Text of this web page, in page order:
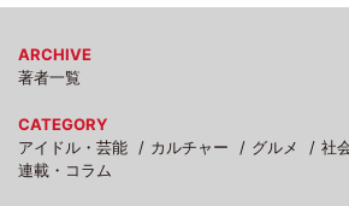
ARCHIVE
著者一覧
CATEGORY
アイドル・芸能
カルチャー グルメ 社
連載・コラム